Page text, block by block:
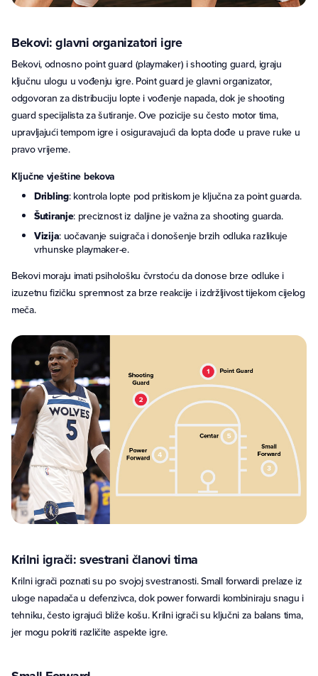
Bekovi: glavni organizatori igre
Bekovi, odnosno point guard (playmaker) i shooting guard, igraju
ključnu ulogu u vođenju igre. Point guard je glavni organizator,
odgovoran za distribuciju lopte i vođenje napada, dok je shooting
guard specijalista za šutiranje. Ove pozicije su često motor tima,
upravljajući tempom igre i osiguravajući da lopta dođe u prave ruke u
pravo vrijeme.
Ključne vještine bekova
Dribling: kontrola lopte pod pritiskom je ključna za point guarda.
Šutiranje: preciznost iz daljine je važna za shooting guarda.
Vizija: uočavanje suigrača i donošenje brzih odluka razlikuje
vrhunske playmaker-e.
Bekovi moraju imati psihološku čvrstoću da donose brze odluke i
izuzetnu fizičku spremnost za brze reakcije i izdržljivost tijekom cijelog
meča.
Krilni igrači: svestrani članovi tima
Krilni igrači poznati su po svojoj svestranosti. Small forwardi prelaze iz
uloge napadača u defenzivca, dok power forwardi kombiniraju snagu i
tehniku, često igrajući bliže košu. Krilni igrači su ključni za balans tima,
jer mogu pokriti različite aspekte igre.